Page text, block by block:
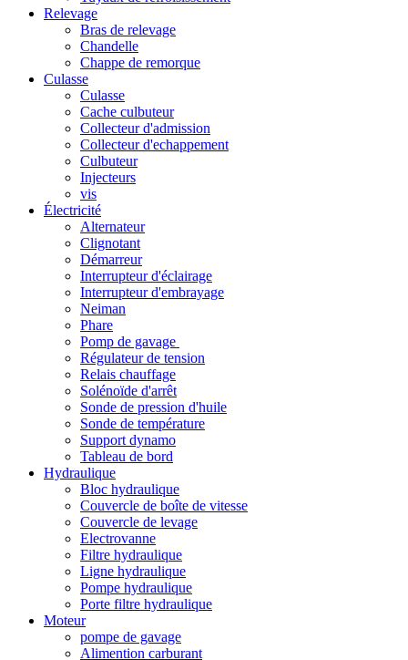
Relevage
Bras de relevage
Chandelle
Chappe de remorque
Culasse
Culasse
Cache culbuteur
Collecteur d'admission
Collecteur d'echappement
Culbuteur
Injecteurs
vis
Électricité
Alternateur
Clignotant
Démarreur
Interrupteur d'éclairage
Interrupteur d'embrayage
Neiman
Phare
Pomp de gavage
Régulateur de tension
Relais chauffage
Solénoïde d'arrêt
Sonde de pression d'huile
Sonde de température
Support dynamo
Tableau de bord
Hydraulique
Bloc hydraulique
Couvercle de boîte de vitesse
Couvercle de levage
Electrovanne
Filtre hydraulique
Ligne hydraulique
Pompe hydraulique
Porte filtre hydraulique
Moteur
pompe de gavage
Alimention carburant